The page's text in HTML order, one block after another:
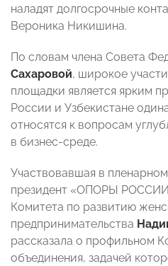
наладят долгосрочные
Вероника Никишина.
По словам члена Совета
Сахаровой, широкое
площадки является ярким
России и Узбекистане
относятся к вопросам
в бизнес-среде.
Участвовавшая в
президент «ОПОРЫ
Комитета по развитию
предпринимательства
рассказала о профильном
объединения, задачей